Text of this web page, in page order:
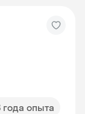
года опыта